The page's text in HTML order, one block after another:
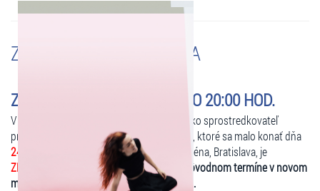
ZMENY A UPOZORNENIA
ZMENENÉ - ZAZ - 24.1.2026 O 20:00 HOD.
V zastúpení organizátora podujatia, vám ako sprostredkovateľ
predaja oznamujeme, že predstavenie
, ktoré sa malo konať dňa
24.1.2026 o 20:00 hod.v Incheba EXPO Aréna, Bratislava, je
ZMENENÉ!
Predstavenie sa uskutoční
v pôvodnom termíne v novom
mieste konania: PEUGEOT aréna Bratislava.